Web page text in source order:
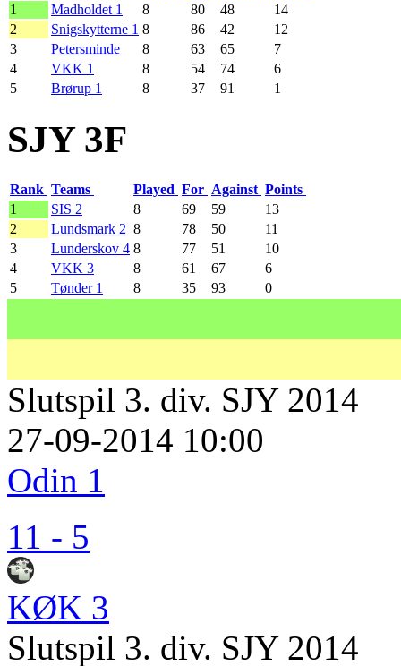
1
Madholdet 1 8 80 48
14
2
Snigskytterne 1 8 86 42
12
3
Petersminde 8 63 65
7
4
VKK 1 8 54 74
6
5
Brørup 1 8 37 91 1
SJY 3F
Rank Teams Played For Against Points
1
SIS 2 8 69 59
13
2
Lundsmark 2 8 78 50
11
3
Lunderskov 4 8 77 51
10
4
VKK 3 8 61 67
6
5
Tønder 1 8 35 93 0
Slutspil 3. div. SJY 2014
27-09-2014 10:00
Odin 1
11 - 5
KØK 3
Slutspil 3. div. SJY 2014